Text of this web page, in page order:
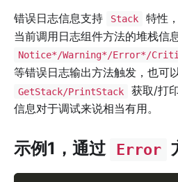
错误日志信息支持 Stack
特性
当前调用日志组件方法的堆栈信
Notice*/Warning*/Error*/
等错误日志输出方法触发，也可
GetStack/PrintStack 获取/打
信息对于调试来说相当有用。
示例1，通过 Error